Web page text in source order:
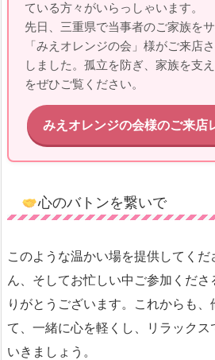
ている方々がいらっしゃいます。
先日、三重県で当事者のご家族を
「みえオレンジの会」様がご来店
しました。孤立を防ぎ、家族を支
をぜひご覧ください。
みえオレンジの会様のご来店
心のバトンを繋いで
このような温かい場を提供してくだ
ん、そしてお忙しい中ご参加くだ
りがとうございます。これからも
て、一緒に心を軽くし、リラック
いきましょう。